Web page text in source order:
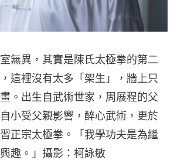
無異，其實是陳氏太極拳的第二
這裡沒有太多「架生」，牆上只
。出生自武術世家，周展程的父
小受父親影響，醉心武術，更於
正宗太極拳。「我學功夫是為繼
趣。」攝影：柯詠敏